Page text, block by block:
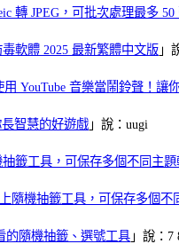
轉 JPEG，可批次處理最多 50
軟體 2025 最新繁體中文版 」
用 YouTube 音樂當鬧鈴聲！讓
長智慧的好遊戲 」說：uugi
籤工具，可保存多個不同主題
隨機抽籤工具，可保存多個不
的隨機抽籤、選號工具 」說：7